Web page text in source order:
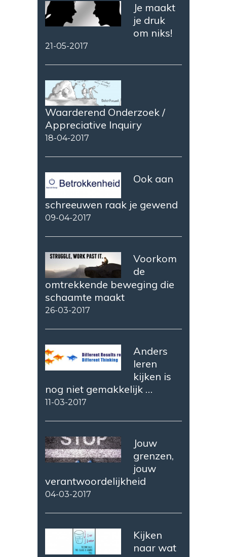
Je maakt
je druk
om niks!
21-05-2017
Waarderend Onderzoek /
Appreciative Inquiry
18-04-2017
Ook aan
schreeuwen raak je gewend
09-04-2017
Voorkom
de
omtrekkende beweging die
schaamte maakt
26-03-2017
Anders
leren
kijken is
nog niet gemakkelijk …
11-03-2017
Jouw
grenzen,
jouw
verantwoordelijkheid
04-03-2017
Kijken
naar wat